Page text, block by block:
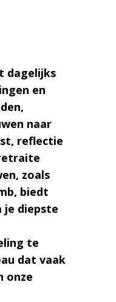
dagelijks
en
naar
reflectie
zoals
biedt
je diepste
te
dat vaak
onze